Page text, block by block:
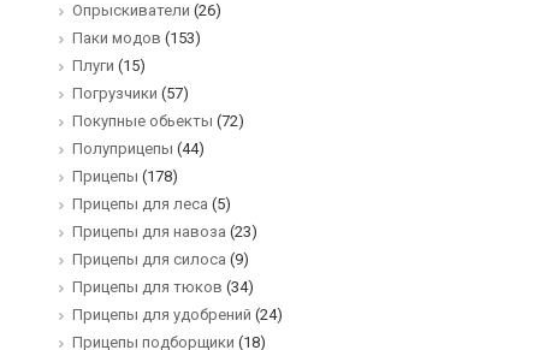
Опрыскиватели (26)
Паки модов (153)
Плуги (15)
Погрузчики (57)
Покупные обьекты (72)
Полуприцепы (44)
Прицепы (178)
Прицепы для леса (5)
Прицепы для навоза (23)
Прицепы для силоса (9)
Прицепы для тюков (34)
Прицепы для удобрений (24)
Прицепы подборщики (18)